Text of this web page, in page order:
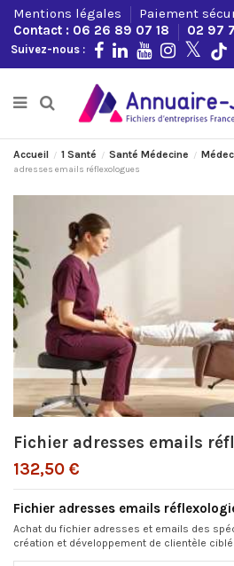
Mentions légales Paiement
Contact : 06 26 89 07 18
02 97
Suivez-nous :
Accueil 1 Santé Santé Médecine
adresses emails réflexologues
Fichier adresses emails
132,50 €
Fichier adresses emails
Achat du fichier adresses et emails des
création et développement de clientèle